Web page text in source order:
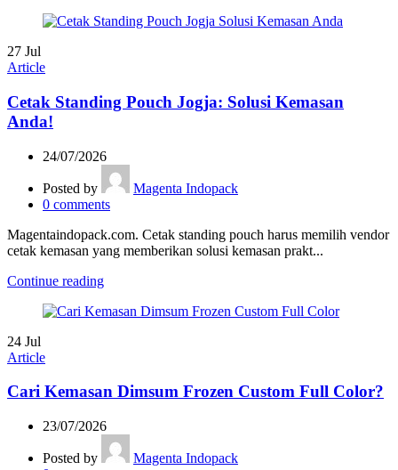
27 Jul
Article
Cetak Standing Pouch Jogja: Solusi Kemasan
Anda!
24/07/2026
Posted by
Magenta Indopack
0 comments
Magentaindopack.com. Cetak standing pouch harus memilih vendor
cetak kemasan yang memberikan solusi kemasan prakt...
Continue reading
24 Jul
Article
Cari Kemasan Dimsum Frozen Custom Full Color?
23/07/2026
Posted by
Magenta Indopack